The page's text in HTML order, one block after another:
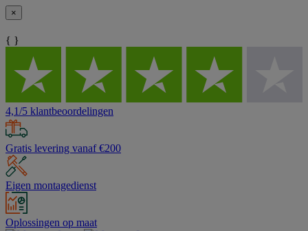
×
{ }
4,1/5 klantbeoordelingen
Gratis levering vanaf €200
Eigen montagedienst
Oplossingen op maat